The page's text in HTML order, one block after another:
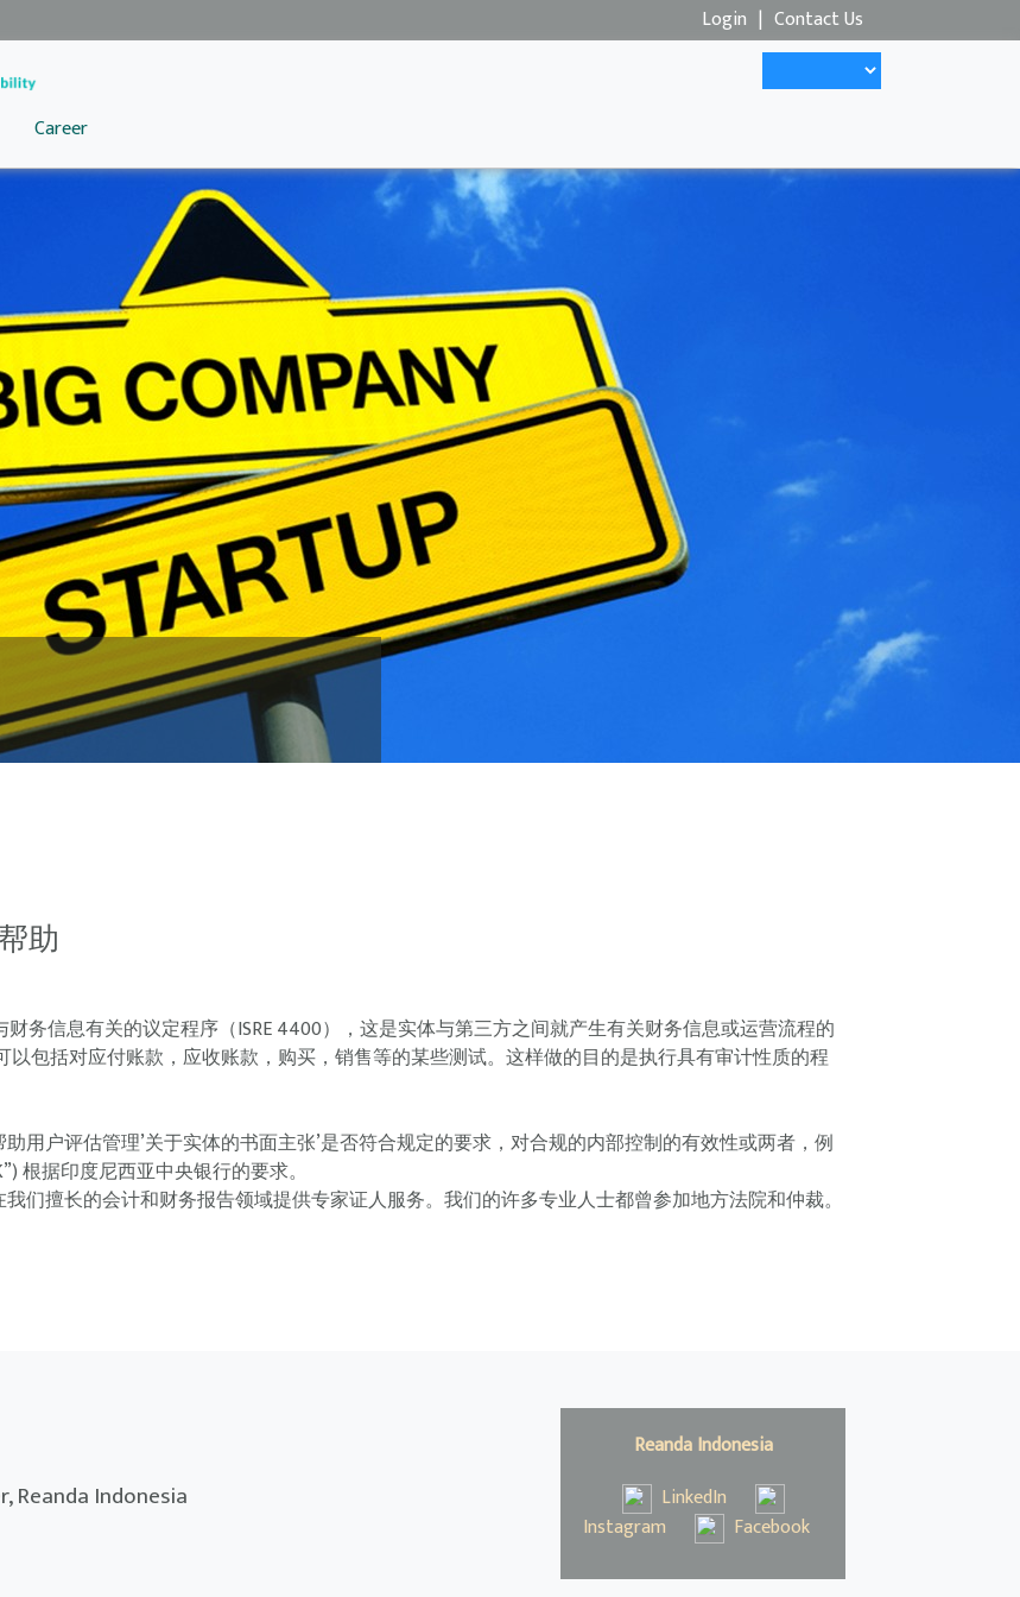
Login | Contact Us
Career
助
财务信息有关的议定程序（ISRE 4400），这是实体与第三方之间就产生有关财务信息或运营流程的
包括对应付账款，应收账款，购买，销售等的某些测试。这样做的目的是执行具有审计性质的程
用户评估管理’关于实体的书面主张’是否符合规定的要求，对合规的内部控制的有效性或两者，例
根据印度尼西亚中央银行的要求。
们擅长的会计和财务报告领域提供专家证人服务。我们的许多专业人士都曾参加地方法院和仲裁。
Reanda Indonesia
Reanda Indonesia
LinkedIn
Instagram
Facebook